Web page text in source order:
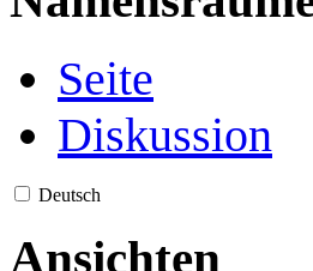
Seite
Diskussion
Deutsch
Ansichten